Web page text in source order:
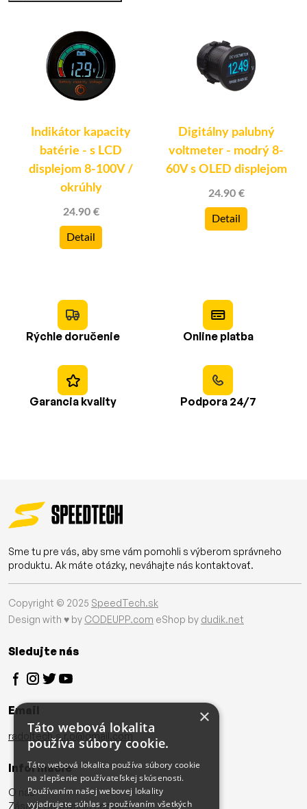
Indikátor kapacity
batérie - s LCD
displejom 8-100V /
okrúhly
24.90 €
Detail
Digitálny palubný
voltmeter - modrý 8-
60V s OLED displejom
24.90 €
Detail
Rýchle doručenie Online platba
Garancia kvality Podpora 24/7
Sme tu pre vás, aby sme vám pomohli s výberom správneho
produktu. Ak máte otázky, neváhajte nás kontaktovať.
Copyright © 2025 SpeedTech.sk
Design with ♥ by CODEUPP.com eShop by dudik.net
Sledujte nás
Email
radoltech.s.r.o@gmail.com
Informácie
O nás
Zásady používania cookies
×
Táto webová lokalita
používa súbory cookie.
Táto webová lokalita používa súbory cookie
na zlepšenie používateľskej skúsenosti.
Používaním našej webovej lokality
vyjadrujete súhlas s používaním všetkých